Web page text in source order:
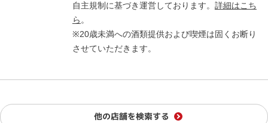
自主規制に基づき運営しております。 詳細はこち
ら。
※20歳未満への酒類提供および喫煙は固くお断り
させていただきます。
他の店舗を検索する